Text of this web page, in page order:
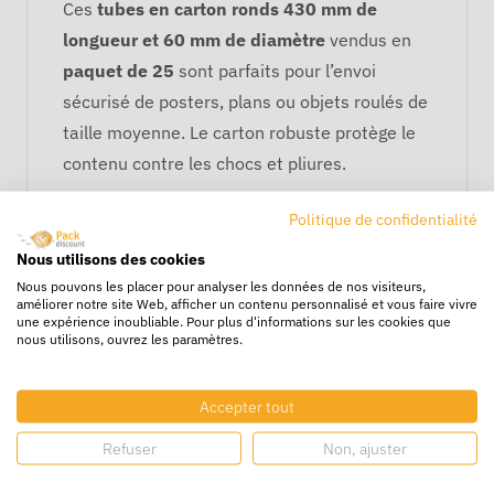
Ces tubes en carton ronds 430 mm de
longueur et 60 mm de diamètre vendus en
paquet de 25 sont parfaits pour l’envoi
sécurisé de posters, plans ou objets roulés de
taille moyenne. Le carton robuste protège le
contenu contre les chocs et pliures.
Carton épais et durable
Protège efficacement les objets roulés
Paquet de 25 pour un
réapprovisionnement facile
professionnelles
Politique de confidentialité
Nous utilisons des cookies
Nous pouvons les placer pour analyser les données de nos visiteurs,
améliorer notre site Web, afficher un contenu personnalisé et vous faire vivre
une expérience inoubliable. Pour plus d'informations sur les cookies que
nous utilisons, ouvrez les paramètres.
Accepter tout
Refuser Non, ajuster